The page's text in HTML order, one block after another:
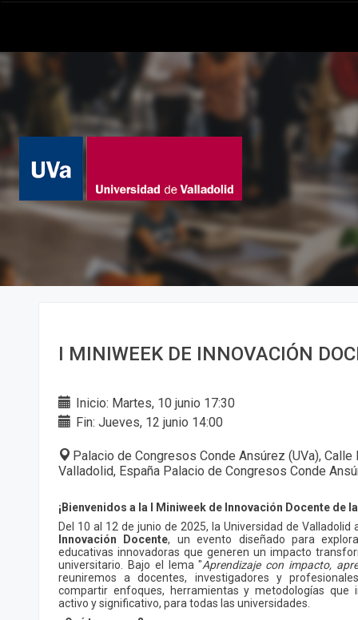
I MINIWEEK DE INNOVACIÓN
Inicio: Martes, 10 junio 17:30
Fin: Jueves, 12 junio 14:00
Palacio de Congresos Conde Ansúrez (UVa), Calle
Valladolid, España Palacio de Congresos Conde
¡Bienvenidos a la I Miniweek de Innovación Docente de
Del 10 al 12 de junio de 2025, la Universidad de
Innovación Docente, un evento diseñado para
educativas innovadoras que generen un impacto
universitario. Bajo el lema "Aprendizaje con impacto,
reuniremos a docentes, investigadores y
compartir enfoques, herramientas y metodologías que
activo y significativo, para todas las universidades.